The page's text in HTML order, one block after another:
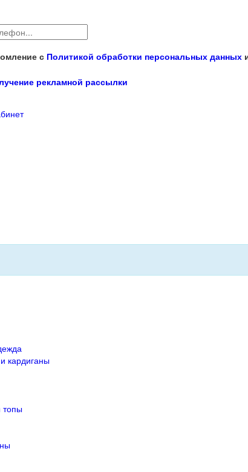
с Политикой обработки персональных данных
рекламной рассылки
кардиганы
топы